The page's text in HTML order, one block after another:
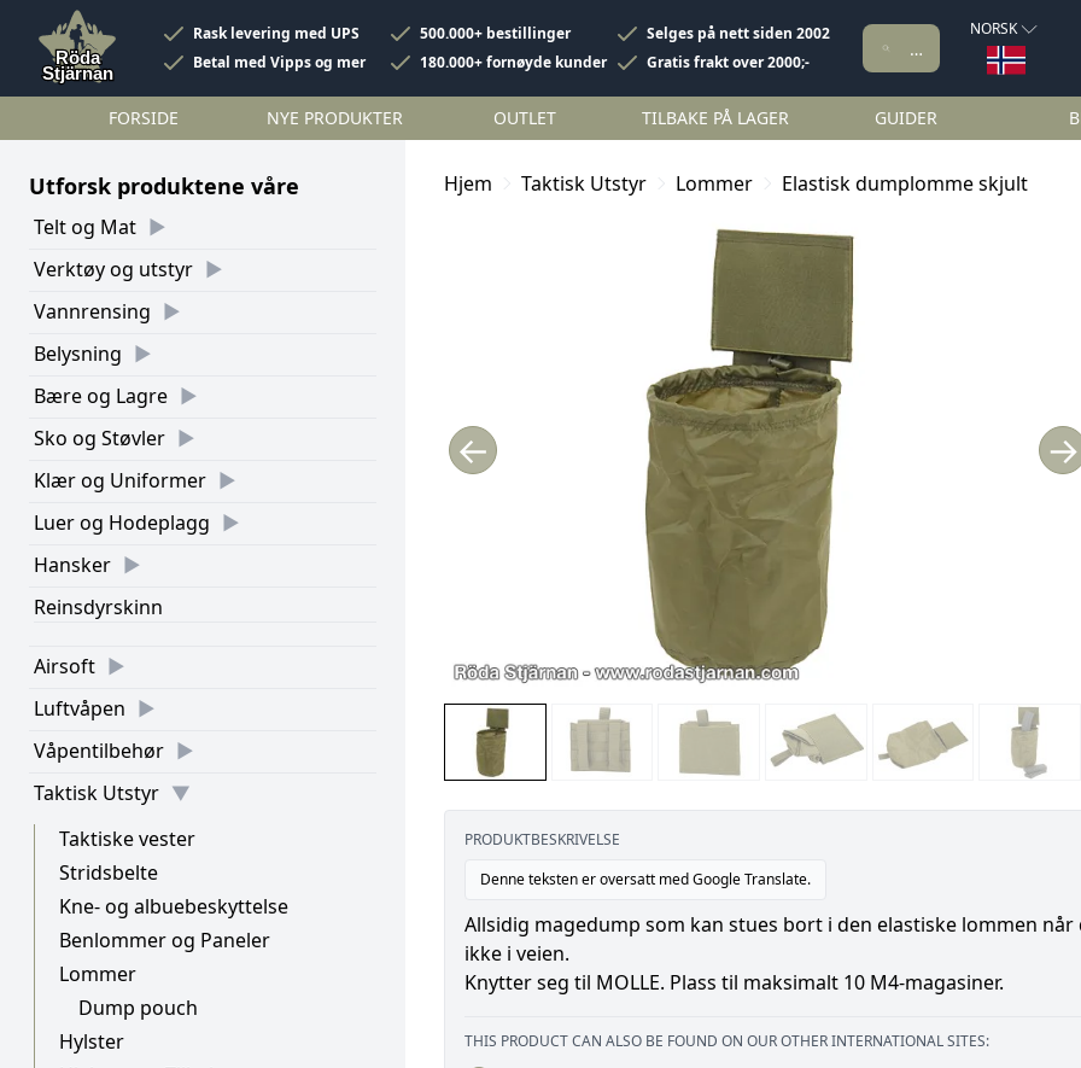
Rask levering med UPS 500.000+ bestillinger
Selges på nett siden 2002
Betal med Vipps og mer
180.000+ fornøyde kunder Gratis frakt over 2000;-
NORSK
FORSIDE NYE PRODUKTER OUTLET TILBAKE PÅ LAGER GUIDER
Utforsk produktene våre
Telt og Mat
Verktøy og utstyr
Vannrensing
Belysning
Bære og Lagre
Sko og Støvler
Klær og Uniformer
Luer og Hodeplagg
Hansker
Reinsdyrskinn
Airsoft
Luftvåpen
Våpentilbehør
Taktisk Utstyr
Taktiske vester
Stridsbelte
Kne- og albuebeskyttelse
Benlommer og Paneler
Lommer
Dump pouch
Hylster
Hjem Taktisk Utstyr Lommer Elastisk dumplomme skjult
← →
PRODUKTBESKRIVELSE
Denne teksten er oversatt med Google Translate.
Allsidig magedump som kan stues bort i den elastiske lommen
ikke i veien.
Knytter seg til MOLLE. Plass til maksimalt 10 M4-magasiner.
THIS PRODUCT CAN ALSO BE FOUND ON OUR OTHER INTERNATIONAL SITES: